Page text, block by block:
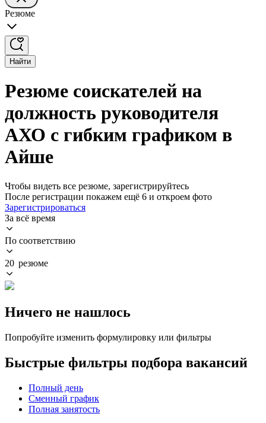
Резюме
Найти
Резюме соискателей на
должность руководителя
АХО с гибким графиком в
Айше
Чтобы видеть все резюме, зарегистрируйтесь
После регистрации покажем ещё 6 и откроем фото
Зарегистрироваться
За всё время
По соответствию
20 резюме
Ничего не нашлось
Попробуйте изменить формулировку или фильтры
Быстрые фильтры подбора вакансий
Полный день
Сменный график
Полная занятость